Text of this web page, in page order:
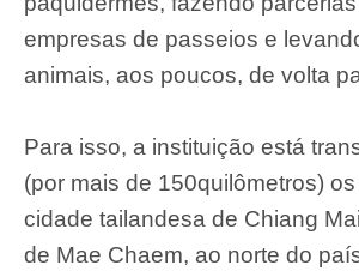
empresas de passeios e
animais, aos poucos, de volta
Para isso, a instituição está
(por mais de 150quilômetros)
cidade tailandesa de Chiang
de Mae Chaem, ao norte do